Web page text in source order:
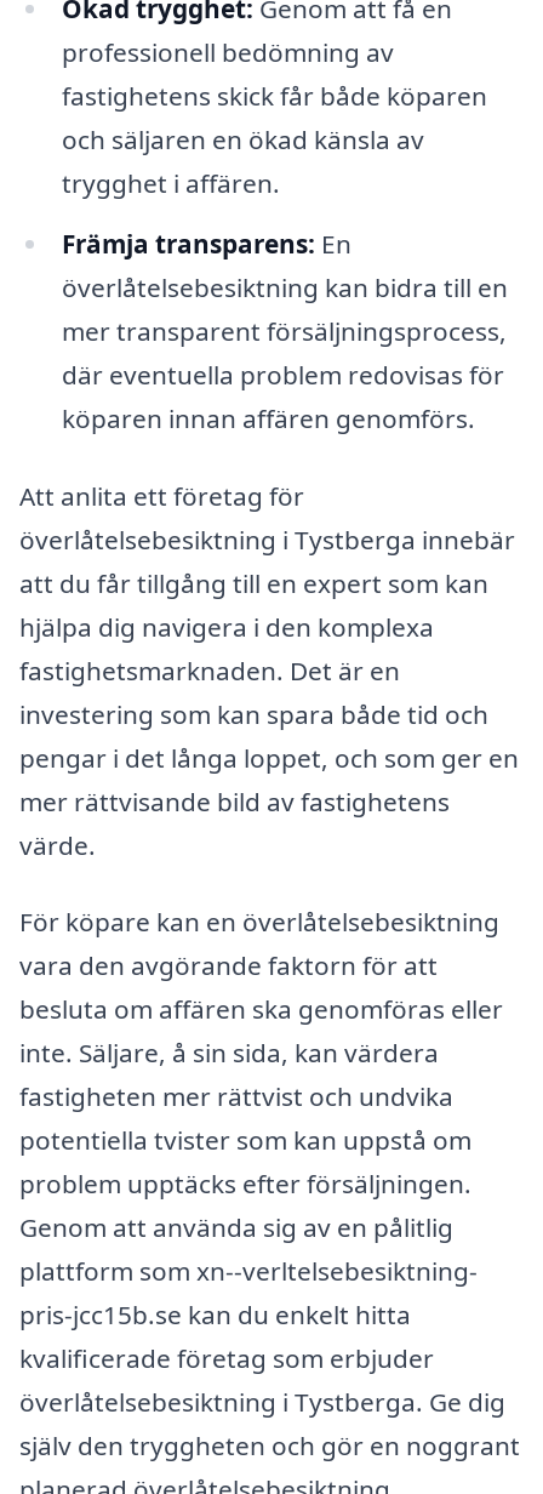
Ökad trygghet: Genom att få en
professionell bedömning av
fastighetens skick får både köparen
och säljaren en ökad känsla av
trygghet i affären.
Främja transparens: En
överlåtelsebesiktning kan bidra till en
mer transparent försäljningsprocess,
där eventuella problem redovisas för
köparen innan affären genomförs.
Att anlita ett företag för
överlåtelsebesiktning i Tystberga innebär
att du får tillgång till en expert som kan
hjälpa dig navigera i den komplexa
fastighetsmarknaden. Det är en
investering som kan spara både tid och
pengar i det långa loppet, och som ger en
mer rättvisande bild av fastighetens
värde.
För köpare kan en överlåtelsebesiktning
vara den avgörande faktorn för att
besluta om affären ska genomföras eller
inte. Säljare, å sin sida, kan värdera
fastigheten mer rättvist och undvika
potentiella tvister som kan uppstå om
problem upptäcks efter försäljningen.
Genom att använda sig av en pålitlig
plattform som xn--verltelsebesiktning-
pris-jcc15b.se kan du enkelt hitta
kvalificerade företag som erbjuder
överlåtelsebesiktning i Tystberga. Ge dig
själv den tryggheten och gör en noggrant